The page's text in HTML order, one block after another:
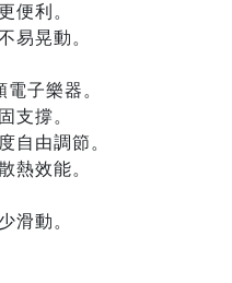
便利。
易晃動。
子樂器。
支撐。
自由調節。
熱效能。
滑動。